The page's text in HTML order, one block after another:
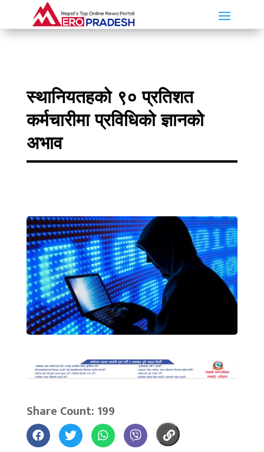
स्थानियतहको ९० प्रतिशत
कर्मचारीमा प्रविधिको ज्ञानको
अभाव
Share Count: 199